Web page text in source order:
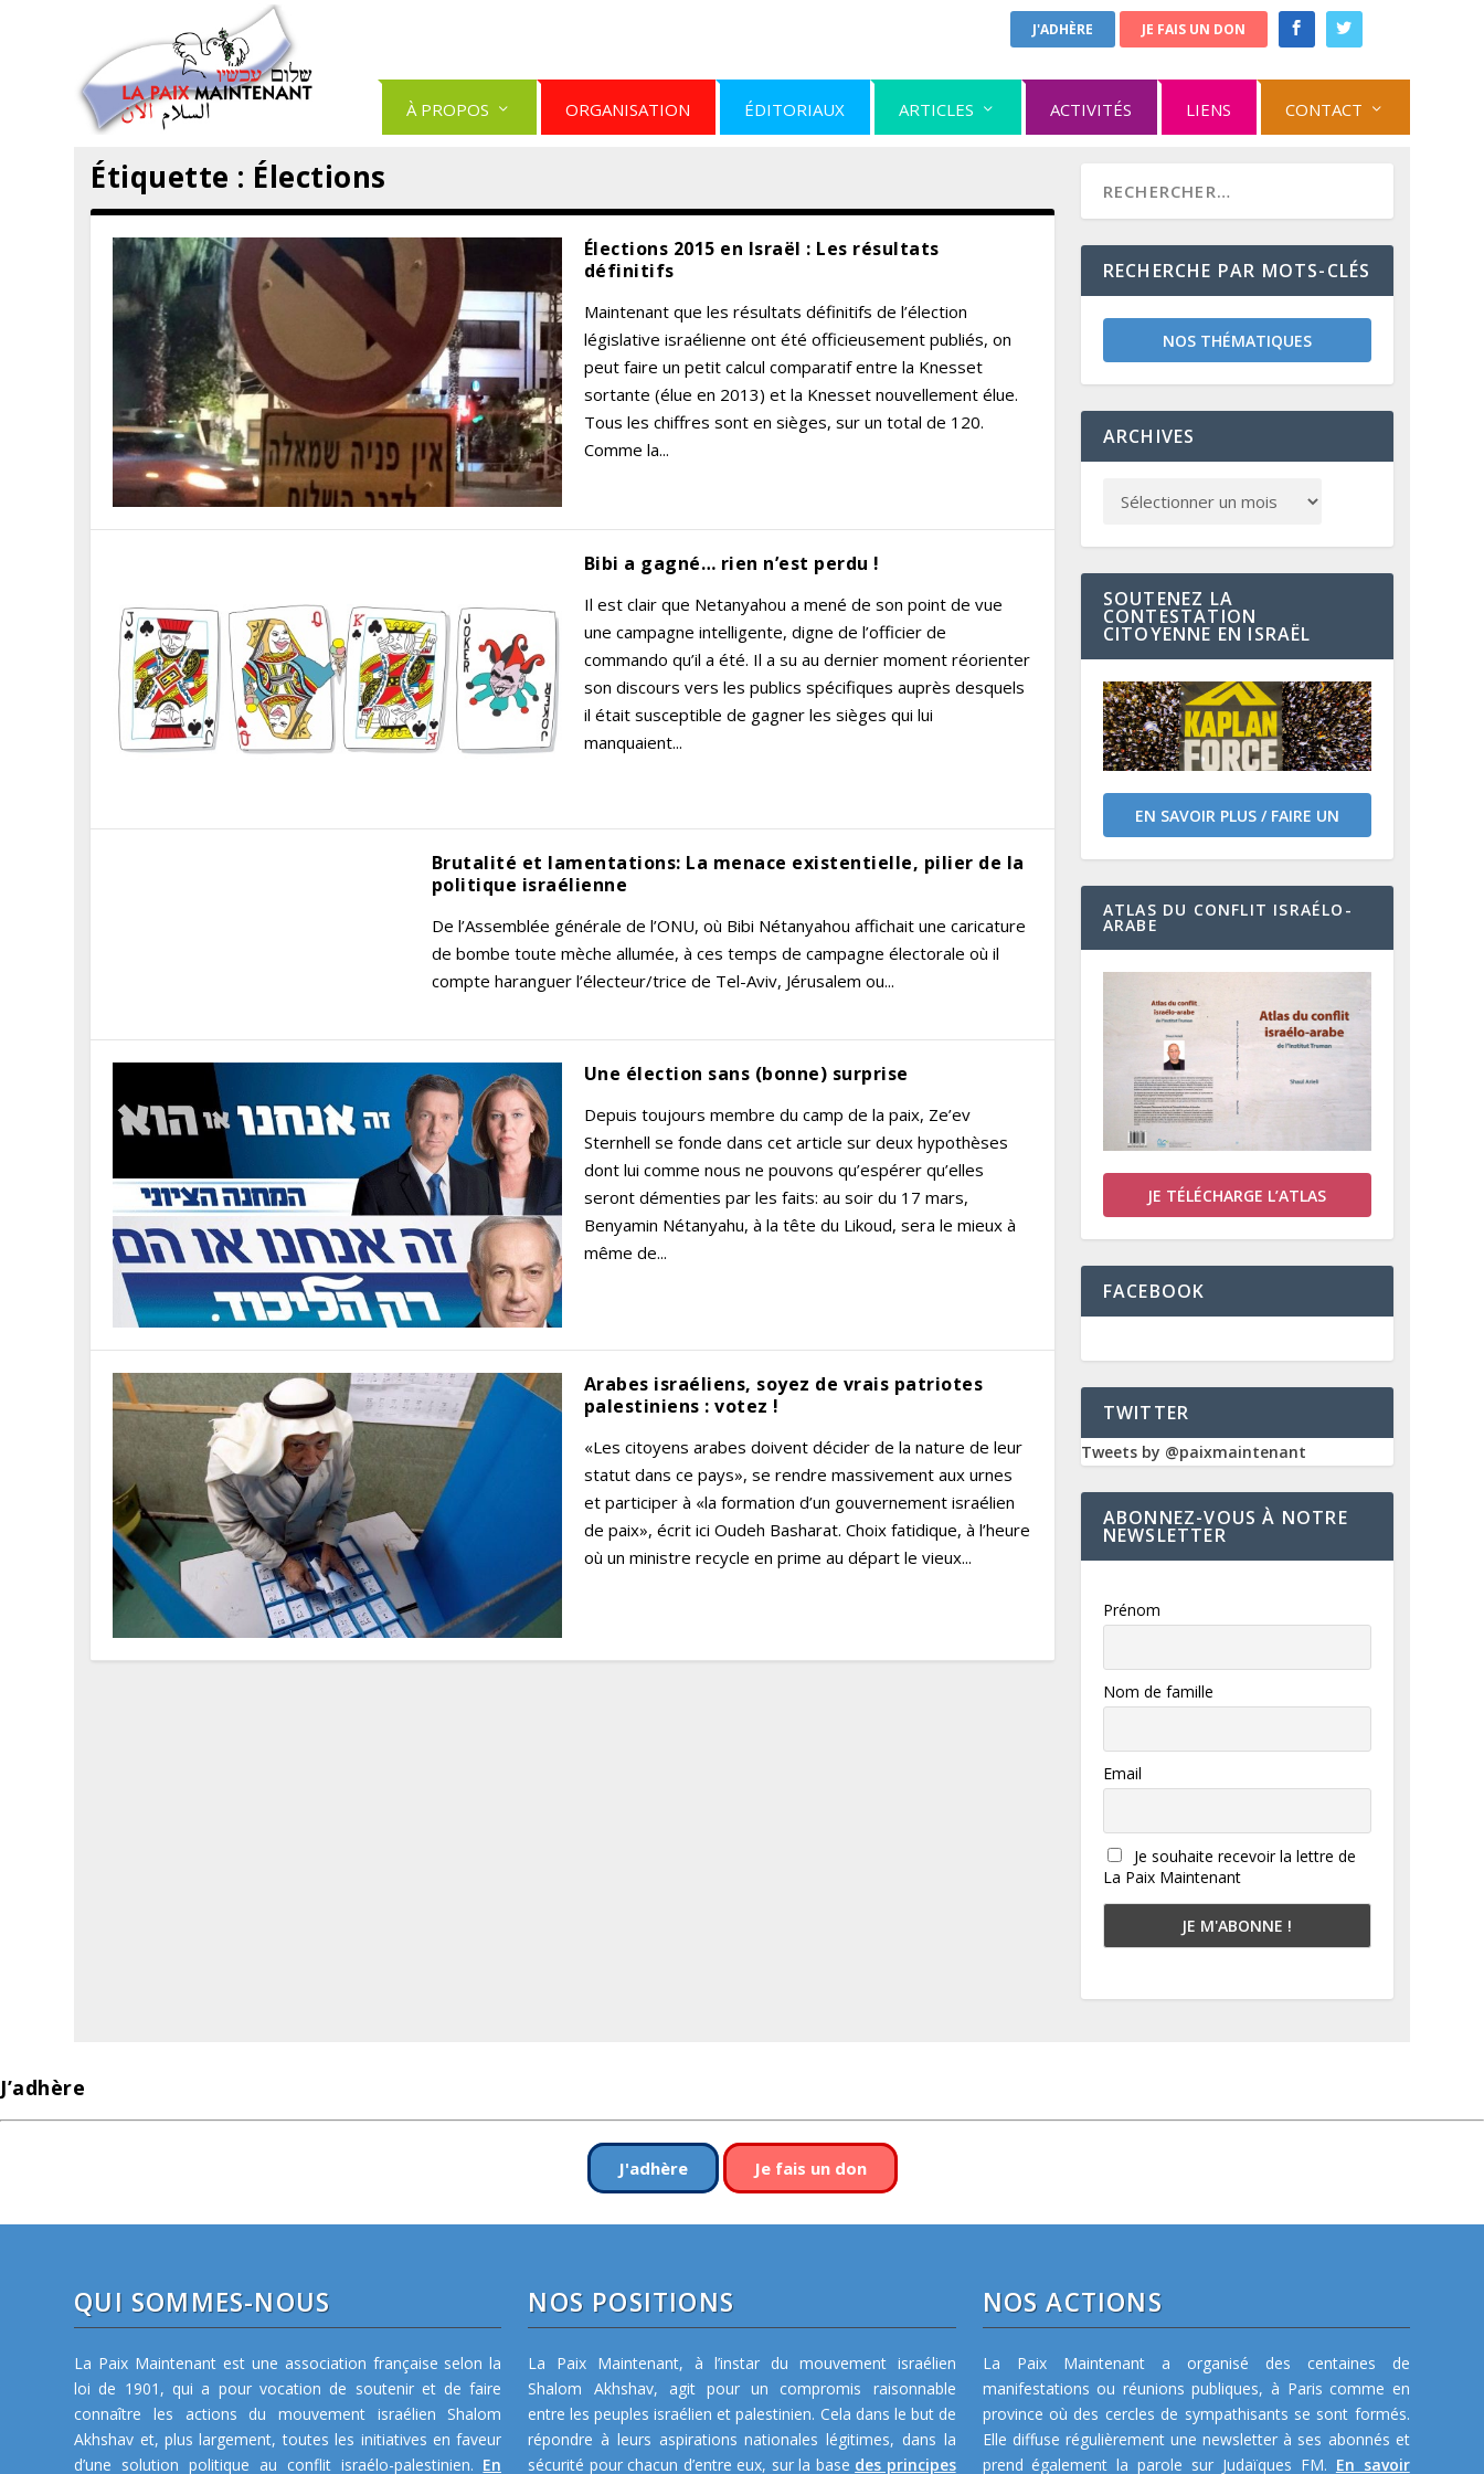
J'ADHÈRE JE FAIS UN DON
À PROPOS ORGANISATION ÉDITORIAUX ARTICLES ACTIVITÉS LIENS CONTACT
Étiquette : Élections
Élections 2015 en Israël : Les résultats
définitifs
Maintenant que les résultats définitifs de l’élection
législative israélienne ont été officieusement publiés, on
peut faire un petit calcul comparatif entre la Knesset
sortante (élue en 2013) et la Knesset nouvellement élue.
Tous les chiffres sont en sièges, sur un total de 120.
Comme la...
Bibi a gagné… rien n’est perdu !
Il est clair que Netanyahou a mené de son point de vue
une campagne intelligente, digne de l’officier de
commando qu’il a été. Il a su au dernier moment réorienter
son discours vers les publics spécifiques auprès desquels
il était susceptible de gagner les sièges qui lui
manquaient...
Brutalité et lamentations: La menace existentielle, pilier de la
politique israélienne
De l’Assemblée générale de l’ONU, où Bibi Nétanyahou affichait une caricature
de bombe toute mèche allumée, à ces temps de campagne électorale où il
compte haranguer l’électeur/trice de Tel-Aviv, Jérusalem ou...
Une élection sans (bonne) surprise
Depuis toujours membre du camp de la paix, Ze’ev
Sternhell se fonde dans cet article sur deux hypothèses
dont lui comme nous ne pouvons qu’espérer qu’elles
seront démenties par les faits: au soir du 17 mars,
Benyamin Nétanyahu, à la tête du Likoud, sera le mieux à
même de...
Arabes israéliens, soyez de vrais patriotes
palestiniens : votez !
«Les citoyens arabes doivent décider de la nature de leur
statut dans ce pays», se rendre massivement aux urnes
et participer à «la formation d’un gouvernement israélien
de paix», écrit ici Oudeh Basharat. Choix fatidique, à l’heure
où un ministre recycle en prime au départ le vieux...
RECHERCHE PAR MOTS-CLÉS
NOS THÉMATIQUES
ARCHIVES
SOUTENEZ LA
CONTESTATION
CITOYENNE EN ISRAËL
EN SAVOIR PLUS / FAIRE UN
DON
ATLAS DU CONFLIT ISRAÉLO-
ARABE
JE TÉLÉCHARGE L’ATLAS
FACEBOOK
TWITTER
Tweets by @paixmaintenant
ABONNEZ-VOUS À NOTRE
NEWSLETTER
Prénom
Nom de famille
Email
Je souhaite recevoir la lettre de
La Paix Maintenant
J’adhère
J'adhère Je fais un don
QUI SOMMES-NOUS
La Paix Maintenant est une association française selon la
loi de 1901, qui a pour vocation de soutenir et de faire
connaître les actions du mouvement israélien Shalom
Akhshav et, plus largement, toutes les initiatives en faveur
d’une solution politique au conflit israélo-palestinien. En
NOS POSITIONS
La Paix Maintenant, à l’instar du mouvement israélien
Shalom Akhshav, agit pour un compromis raisonnable
entre les peuples israélien et palestinien. Cela dans le but de
répondre à leurs aspirations nationales légitimes, dans la
sécurité pour chacun d’entre eux, sur la base des principes
NOS ACTIONS
La Paix Maintenant a organisé des centaines de
manifestations ou réunions publiques, à Paris comme en
province où des cercles de sympathisants se sont formés.
Elle diffuse régulièrement une newsletter à ses abonnés et
prend également la parole sur Judaïques FM. En savoir